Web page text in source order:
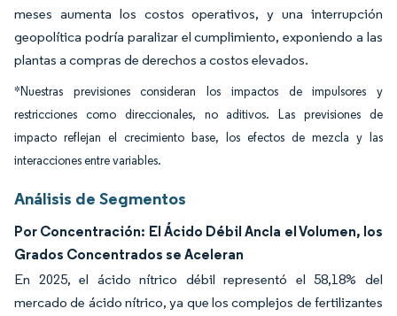
meses aumenta los costos operativos, y una interrupción
geopolítica podría paralizar el cumplimiento, exponiendo a las
plantas a compras de derechos a costos elevados.
*Nuestras previsiones consideran los impactos de impulsores y
restricciones como direccionales, no aditivos. Las previsiones de
impacto reflejan el crecimiento base, los efectos de mezcla y las
interacciones entre variables.
Análisis de Segmentos
Por Concentración: El Ácido Débil Ancla el Volumen, los
Grados Concentrados se Aceleran
En 2025, el ácido nítrico débil representó el 58,18% del
mercado de ácido nítrico, ya que los complejos de fertilizantes